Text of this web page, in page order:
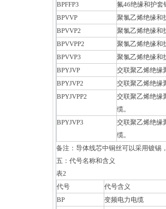
BPFFP3
氟46绝缘和护套
BPVVP
聚氯乙烯绝缘和
BPVVP2
聚氯乙烯绝缘和
BPVVPP2
聚氯乙烯绝缘和
BPVVP3
聚氯乙烯绝缘和
BPYJVP
交联聚乙烯绝缘
BPYJVP2
交联聚乙烯绝缘
BPYJVPP2
交联聚乙烯绝缘
缆。
BPYJVP3
交联聚乙烯绝缘
缆。
备注：导体线芯中铜丝可以采用镀锡
五：代号名称和含义
表2
代号
代号含义
BP
变频电力电缆